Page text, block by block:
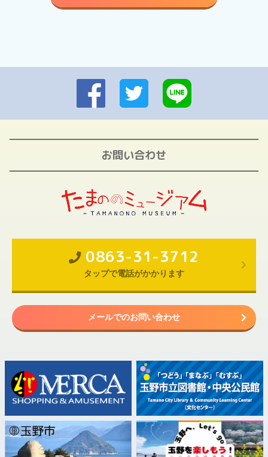
お問い合わせ
0863-31-3712
タップで電話がかかります
メールでのお問い合わせ